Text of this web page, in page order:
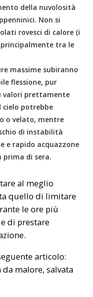
della nuvolosità
Non si
rovesci di calore (i
tra le
massime subiranno
flessione, pur
valori prettamente
cielo potrebbe
o velato, mentre
di instabilità
e rapido acquazzone
prima di sera.
al meglio
quello di limitare
le ore più
di prestare
articolo:
malore, salvata